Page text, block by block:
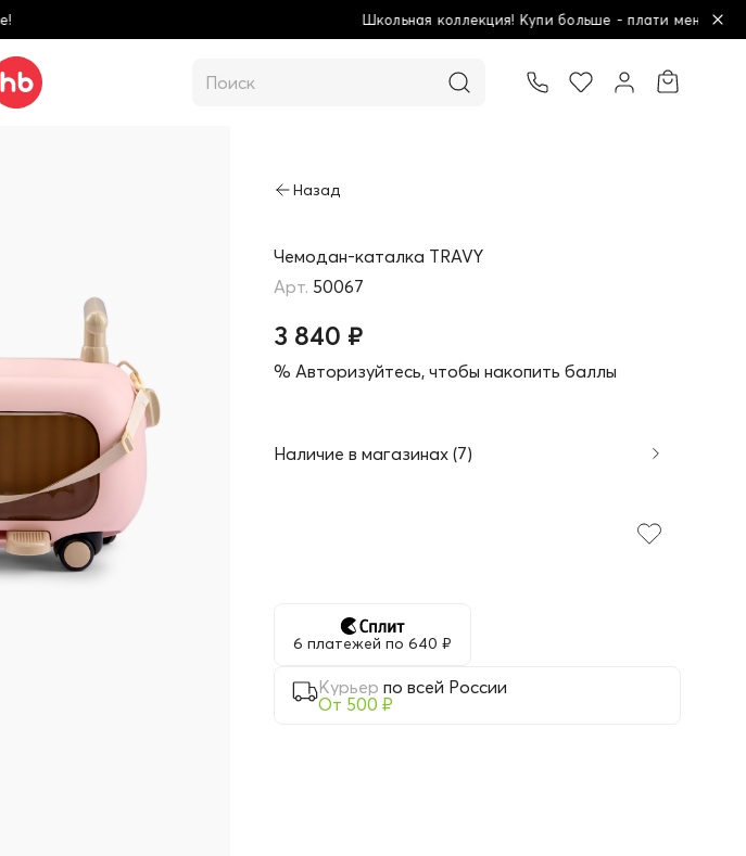
Школьная коллекция! Купи больше - плати меньше!
Чемодан-каталка TRAVY
50067
3 840 ₽
% Авторизуйтесь, чтобы накопить баллы
Наличие в магазинах (7)
6 платежей по 640 ₽
Курьер по всей России
От 500 ₽
Товар добавлен в корзину